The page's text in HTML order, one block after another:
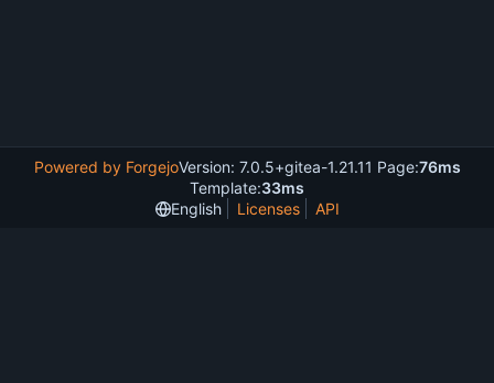
Powered by ForgejoVersion: 7.0.5+gitea-1.21.11 Page:76ms
Template:33ms
English
Licenses API